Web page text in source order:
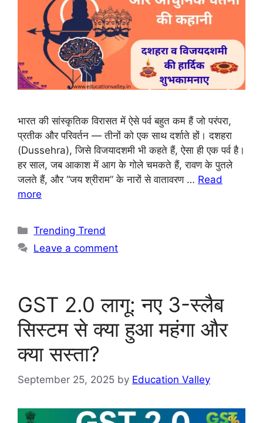
भारत की सांस्कृतिक विरासत में ऐसे पर्व बहुत कम हैं जो परंपरा,
प्रतीक और परिवर्तन — तीनों को एक साथ दर्शाते हों। दशहरा
(Dussehra), जिसे विजयादशमी भी कहते हैं, ऐसा ही एक पर्व है।
हर साल, जब आकाश में आग के गोले चमकते हैं, रावण के पुतले
जलते हैं, और “जय श्रीराम” के नारों से वातावरण … Read
more
Trending Trend
Leave a comment
GST 2.0 लागू: नए 3-स्लैब
सिस्टम से क्या हुआ महंगा और
क्या सस्ता?
September 25, 2025 by Education Valley